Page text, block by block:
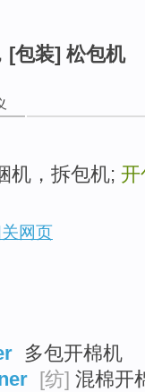
[包装] 松包机
机，拆包机; 开
网页
多包开棉机
[纺] 混棉开